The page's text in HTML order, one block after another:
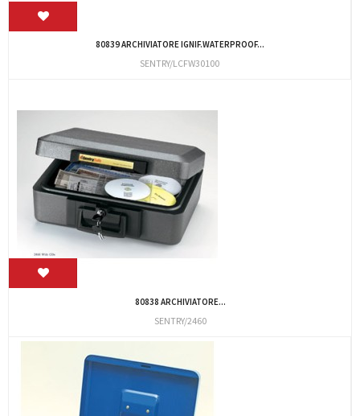
80839 ARCHIVIATORE IGNIF.WATERPROOF...
SENTRY/LCFW30100
80838 ARCHIVIATORE...
SENTRY/2460